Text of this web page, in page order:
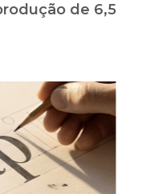
de 6,5